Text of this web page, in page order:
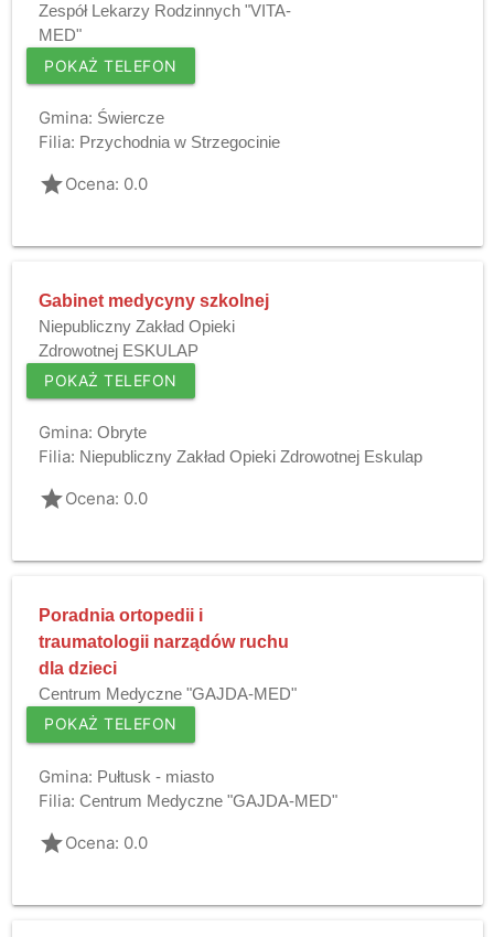
Zespół Lekarzy Rodzinnych "VITA-
MED"
POKAŻ TELEFON
Gmina: Świercze
Filia: Przychodnia w Strzegocinie
gradeOcena: 0.0
Gabinet medycyny szkolnej
Niepubliczny Zakład Opieki
Zdrowotnej ESKULAP
POKAŻ TELEFON
Gmina: Obryte
Filia: Niepubliczny Zakład Opieki Zdrowotnej Eskulap
gradeOcena: 0.0
Poradnia ortopedii i
traumatologii narządów ruchu
dla dzieci
Centrum Medyczne "GAJDA-MED"
POKAŻ TELEFON
Gmina: Pułtusk - miasto
Filia: Centrum Medyczne "GAJDA-MED"
gradeOcena: 0.0